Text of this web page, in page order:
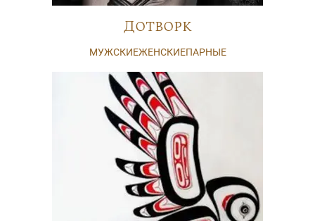
Дотворк
МУЖСКИЕЖЕНСКИЕПАРНЫЕ